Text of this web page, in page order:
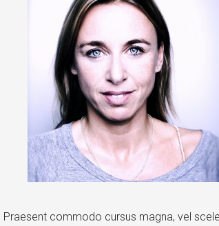
Praesent commodo cursus magna, vel